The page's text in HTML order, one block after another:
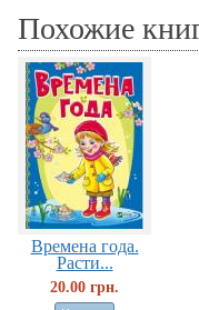
Похожие
Времена года.
Расти...
20.00 грн.